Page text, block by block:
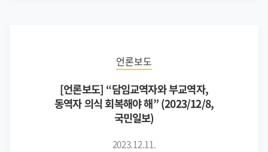
언론보도
[언론보도] “담임교역자와 부교역자,
동역자 의식 회복해야 해” (2023/12/8,
국민일보)
2023.12.11.